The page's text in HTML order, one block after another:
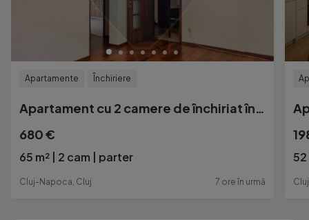
Apartamente Închiriere
Apartament cu 2 camere de închiriat în zona Parcului Ce...
680 €
65 m² 2 cam parter
Cluj-Napoca, Cluj 7 ore în urmă
52